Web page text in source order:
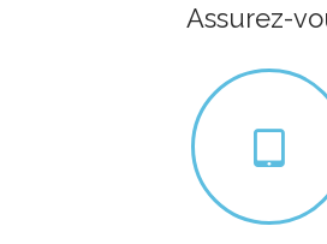
Assurez-